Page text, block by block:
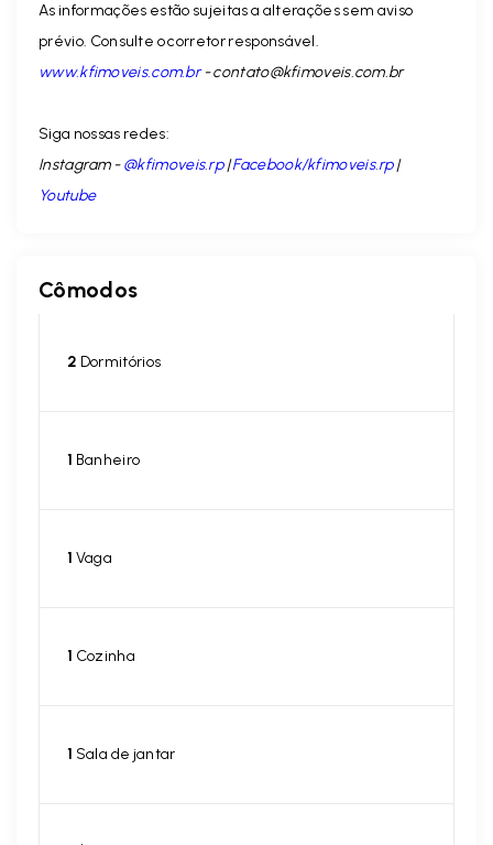
As informações estão sujeitas a alterações sem aviso
prévio. Consulte o corretor responsável.
www.kfimoveis.com.br-contato@kfimoveis.com.br
Siga nossas redes:
Instagram -@kfimoveis.rp|Facebook/kfimoveis.rp|
Youtube
Cômodos
2 Dormitórios
1 Banheiro
1 Vaga
1 Cozinha
1 Sala de jantar